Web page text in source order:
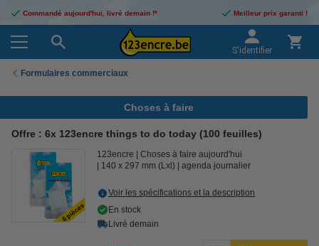
Commandé aujourd'hui, livré demain !* Meilleur prix garanti !
S'identifier
Formulaires commerciaux
Choses à faire
Offre : 6x 123encre things to do today (100 feuilles)
123encre
Choses à faire aujourd'hui
140 x 297 mm (Lxl)
agenda journalier
Voir les spécifications et la description
En stock
Livré demain